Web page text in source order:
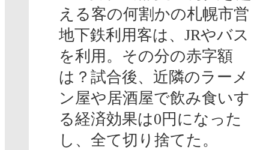
える客の何割かの札幌市営
地下鉄利用客は、JRやバス
を利用。その分の赤字額
は？試合後、近隣のラーメ
ン屋や居酒屋で飲み食いす
る経済効果は0円になった
し、全て切り捨てた。